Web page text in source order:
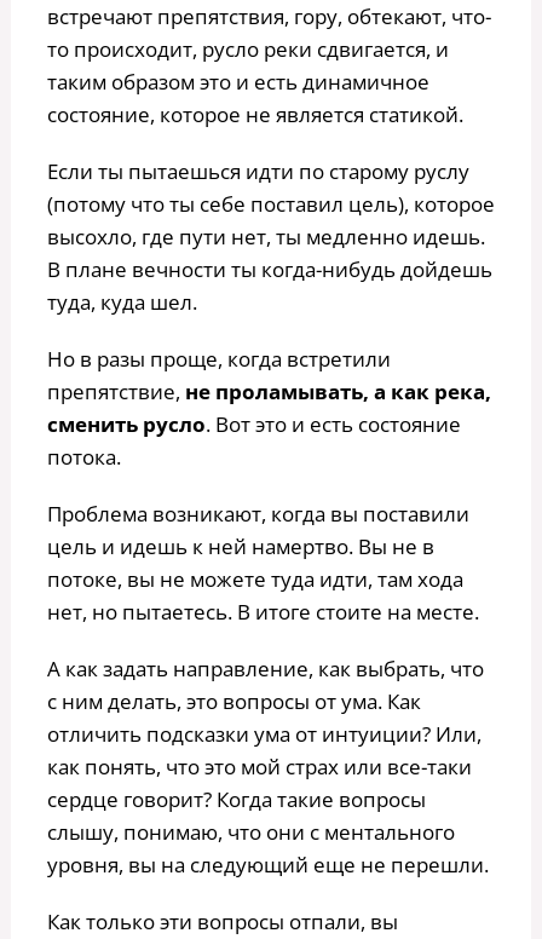
встречают препятствия, гору, обтекают, что-
то происходит, русло реки сдвигается, и
таким образом это и есть динамичное
состояние, которое не является статикой.
Если ты пытаешься идти по старому руслу
(потому что ты себе поставил цель), которое
высохло, где пути нет, ты медленно идешь.
В плане вечности ты когда-нибудь дойдешь
туда, куда шел.
Но в разы проще, когда встретили
препятствие, не проламывать, а как река,
сменить русло. Вот это и есть состояние
потока.
Проблема возникают, когда вы поставили
цель и идешь к ней намертво. Вы не в
потоке, вы не можете туда идти, там хода
нет, но пытаетесь. В итоге стоите на месте.
А как задать направление, как выбрать, что
с ним делать, это вопросы от ума. Как
отличить подсказки ума от интуиции? Или,
как понять, что это мой страх или все-таки
сердце говорит? Когда такие вопросы
слышу, понимаю, что они с ментального
уровня, вы на следующий еще не перешли.
Как только эти вопросы отпали, вы